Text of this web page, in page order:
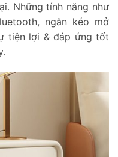
Những tính năng như
ngăn kéo mở
tiện lợi & đáp ứng tốt